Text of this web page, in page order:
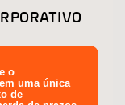
o
uma única
de